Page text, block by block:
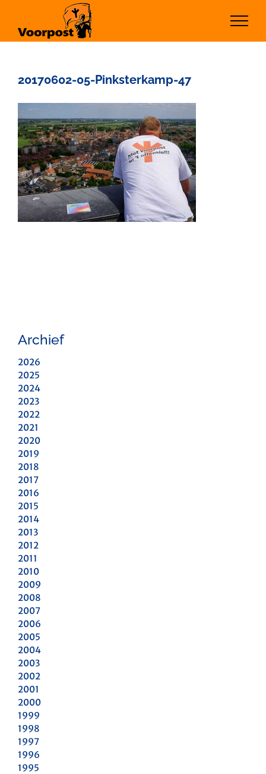
inhoud
20170602-05-Pinksterkamp-47
Archief
2026
2025
2024
2023
2022
2021
2020
2019
2018
2017
2016
2015
2014
2013
2012
2011
2010
2009
2008
2007
2006
2005
2004
2003
2002
2001
2000
1999
1998
1997
1996
1995